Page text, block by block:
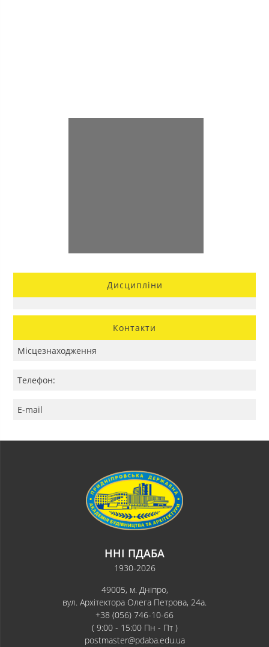
Дисципліни
Контакти
Місцезнаходження
Телефон:
E-mail
ННІ ПДАБА
1930-2026
49005, м. Дніпро,
вул. Архітектора Олега Петрова, 24а.
+38 (056) 746-10-66
( 9:00 - 15:00 Пн - Пт )
postmaster@pdaba.edu.ua